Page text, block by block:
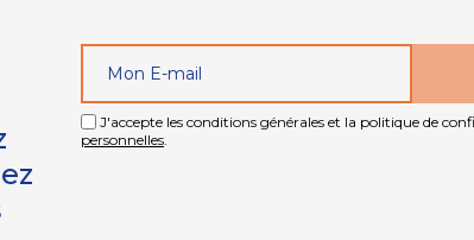
J'accepte les conditions générales et la politique de
personnelles.